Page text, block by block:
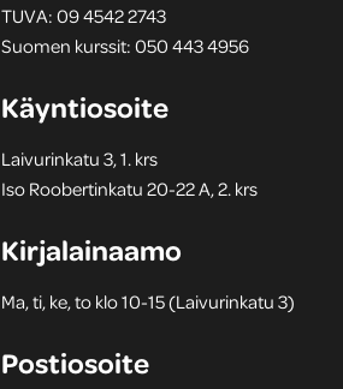
TUVA: 09 4542 2743
Suomen kurssit: 050 443 4956
Käyntiosoite
Laivurinkatu 3, 1. krs
Iso Roobertinkatu 20-22 A, 2. krs
Kirjalainaamo
Ma, ti, ke, to klo 10-15 (Laivurinkatu 3)
Postiosoite